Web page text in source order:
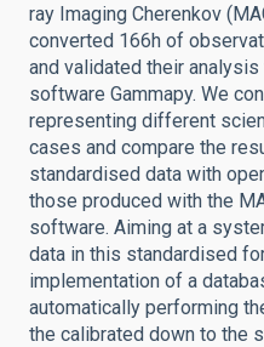
ray Imaging Cherenkov
converted 166h of
and validated their
software Gammapy. We
representing different
cases and compare the
standardised data with
those produced with the
software. Aiming at a
data in this standardised
implementation of a
automatically performing
the calibrated down to the